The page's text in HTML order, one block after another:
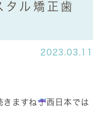
ル矯正歯
2023.03.11
きますね
西日本では